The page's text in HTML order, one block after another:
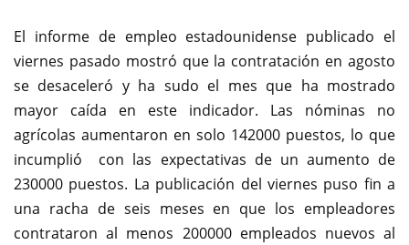
El informe de empleo estadounidense publicado el
viernes pasado mostró que la contratación en agosto
se desaceleró y ha sudo el mes que ha mostrado
mayor caída en este indicador. Las nóminas no
agrícolas aumentaron en solo 142000 puestos, lo que
incumplió con las expectativas de un aumento de
230000 puestos. La publicación del viernes puso fin a
una racha de seis meses en que los empleadores
contrataron al menos 200000 empleados nuevos al